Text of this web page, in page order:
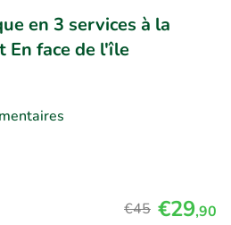
en 3 services à la
En face de l'île
€45 €29,90